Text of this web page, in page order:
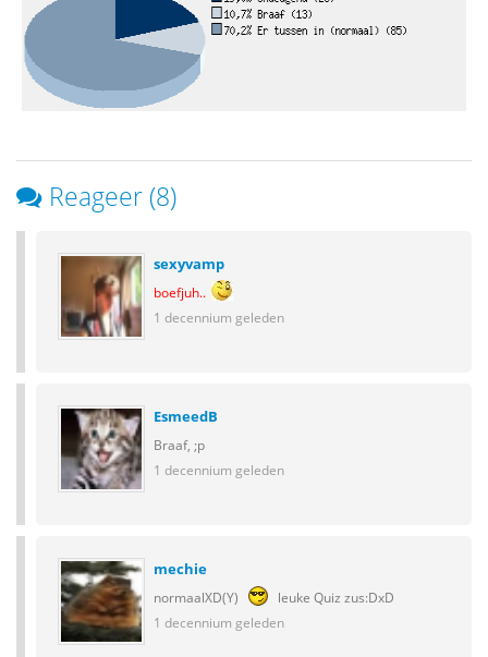
Reageer (8)
sexyvamp
boefjuh..
1 decennium geleden
EsmeedB
Braaf, ;p
1 decennium geleden
mechie
normaalXD(Y)
leuke Quiz zus:DxD
1 decennium geleden